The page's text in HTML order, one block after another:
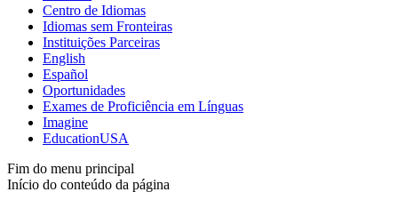
Centro de Idiomas
Idiomas sem Fronteiras
Instituições Parceiras
English
Español
Oportunidades
Exames de Proficiência em Línguas
Imagine
EducationUSA
Fim do menu principal
Início do conteúdo da página